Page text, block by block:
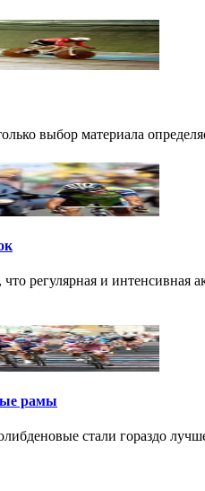
выбор материала
регулярная и интенсивная
рамы
стали гораздо